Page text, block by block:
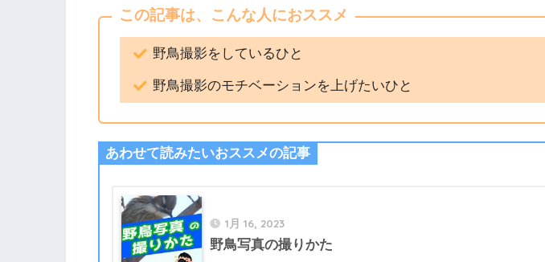
この記事は、こんな人におススメ
野鳥撮影をしているひと
野鳥撮影のモチベーションを上げたいひと
あわせて読みたいおススメの記事
1月 16, 2023
野鳥写真の撮りかた